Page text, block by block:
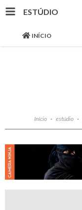
ESTÚDIO
INÍCIO
Início - estúdio -